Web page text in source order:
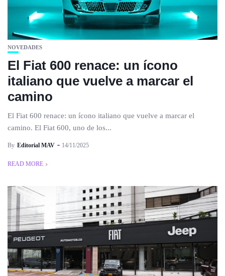
NOVEDADES
El Fiat 600 renace: un ícono
italiano que vuelve a marcar el
camino
El Fiat 600 renace: un ícono italiano que vuelve a marcar el
camino. El Fiat 600, uno de los...
By Editorial MAV 14/11/2025
READ MORE